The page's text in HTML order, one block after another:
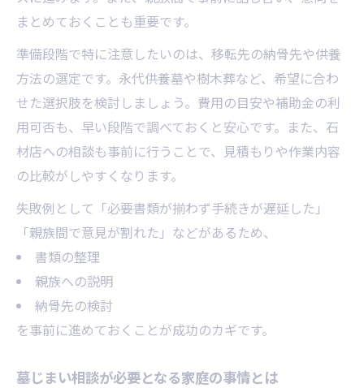
まとめておくことも重要です。
準備段階で特に注意したいのは、移転先の納骨先や供養
方法の選定です。永代供養墓や樹木葬など、希望に合わ
せた選択肢を検討しましょう。費用の目安や補助金の利
用可否も、早い段階で調べておくと安心です。また、石
材店への相談も事前に行うことで、見積もりや作業内容
の比較がしやすくなります。
失敗例として「必要書類が揃わず手続きが遅延した」
「親族間で意見が割れた」などがあるため、
書類の整理
親族への説明
納骨先の検討
を事前に進めておくことが成功のカギです。
墓じまい相談が必要となる家庭の事情とは